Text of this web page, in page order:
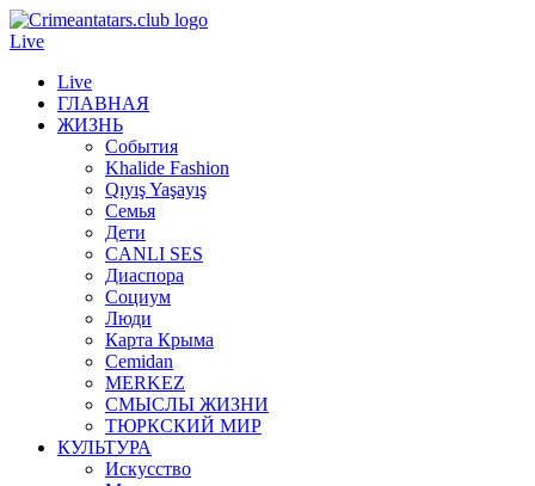
Live
Live
ГЛАВНАЯ
ЖИЗНЬ
События
Khalide Fashion
Qıyış Yaşayış
Семья
Дети
CANLI SES
Диаспора
Социум
Люди
Карта Крыма
Cemidan
МERKEZ
СМЫСЛЫ ЖИЗНИ
ТЮРКСКИЙ МИР
КУЛЬТУРА
Искусство